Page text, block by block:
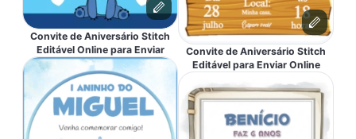
Convite de Aniversário Stitch
Editável Online para Enviar
Convite de Aniversário Stitch
Editável para Enviar Online